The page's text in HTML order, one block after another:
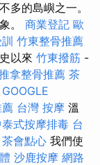
多的島嶼之一。
。 商業登記 歐
竹東整骨推薦
以來 竹東撥筋 -
拿整骨推薦 茶
GOOGLE
台灣 按摩 溫
式按摩排毒 台
茶會點心 我們使
沙鹿按摩 網路